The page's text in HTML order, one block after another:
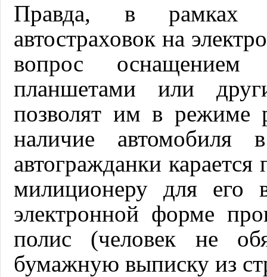
Правда, в рамках
автостраховок на
вопрос
планшетами или
позволят им в режиме
наличие автомобиля
автогражданки
милиционеру для его
электронной форме
полис (человек не
бумажную выписку из